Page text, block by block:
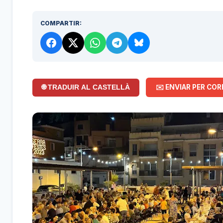
COMPARTIR:
🌐 TRADUIR AL CASTELLÀ ✉️ ENVIAR PER